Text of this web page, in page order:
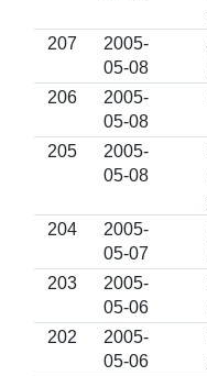
207
2005-
05-08
206
2005-
05-08
205
2005-
05-08
204
2005-
05-07
203
2005-
05-06
202
2005-
05-06